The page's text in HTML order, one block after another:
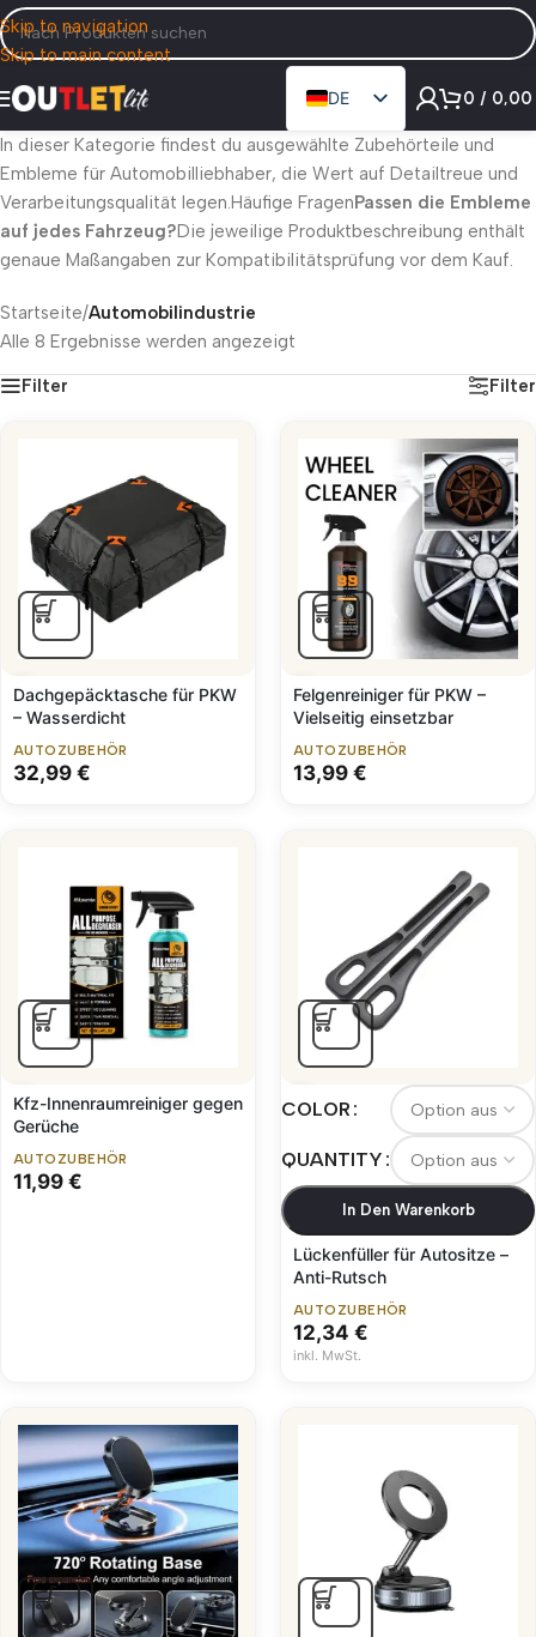
Skip to navigation
Skip to main content
DE
EN
0 / 0,00
In dieser Kategorie findest du ausgewählte Zubehörteile und
Embleme für Automobilliebhaber, die Wert auf Detailtreue und
Verarbeitungsqualität legen.Häufige FragenPassen die Embleme
auf jedes Fahrzeug?Die jeweilige Produktbeschreibung enthält
genaue Maßangaben zur Kompatibilitätsprüfung vor dem Kauf.
Startseite/Automobilindustrie
Alle 8 Ergebnisse werden angezeigt
Filter Filter
Dachgepäcktasche für PKW
– Wasserdicht
AUTOZUBEHÖR
32,99 €
Felgenreiniger für PKW –
Vielseitig einsetzbar
AUTOZUBEHÖR
13,99 €
Kfz-Innenraumreiniger gegen
Gerüche
AUTOZUBEHÖR
11,99 €
COLOR
QUANTITY
In Den Warenkorb
Lückenfüller für Autositze –
Anti-Rutsch
AUTOZUBEHÖR
12,34 €
inkl. MwSt.